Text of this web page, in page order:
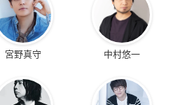
宮野真守 中村悠一